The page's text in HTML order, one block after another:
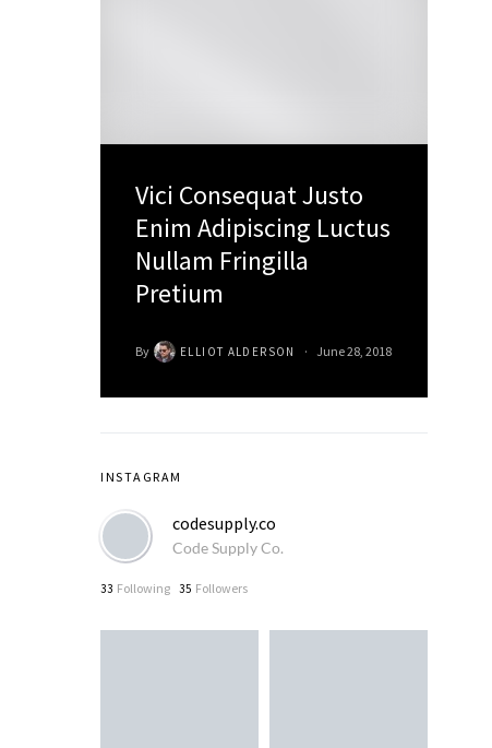
Vici Consequat Justo
Enim Adipiscing Luctus
Nullam Fringilla
Pretium
By ELLIOT ALDERSON June 28, 2018
INSTAGRAM
codesupply.co
Code Supply Co.
33 Following 35 Followers